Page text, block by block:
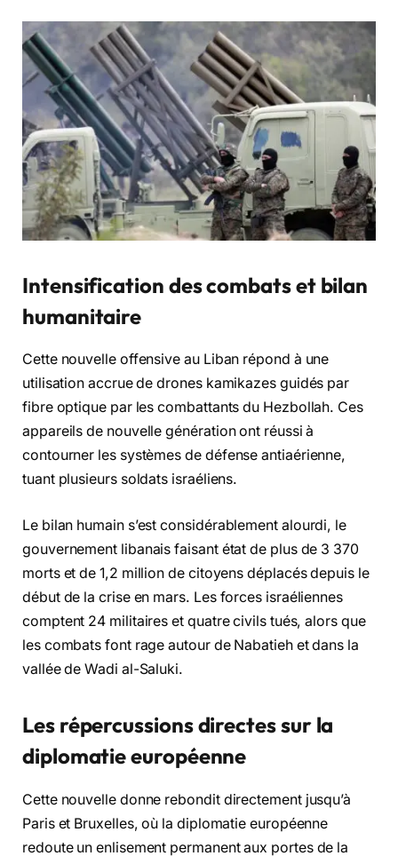
Intensification des combats et bilan
humanitaire
Cette nouvelle offensive au Liban répond à une
utilisation accrue de drones kamikazes guidés par
fibre optique par les combattants du Hezbollah. Ces
appareils de nouvelle génération ont réussi à
contourner les systèmes de défense antiaérienne,
tuant plusieurs soldats israéliens.
Le bilan humain s’est considérablement alourdi, le
gouvernement libanais faisant état de plus de 3 370
morts et de 1,2 million de citoyens déplacés depuis le
début de la crise en mars. Les forces israéliennes
comptent 24 militaires et quatre civils tués, alors que
les combats font rage autour de Nabatieh et dans la
vallée de Wadi al-Saluki.
Les répercussions directes sur la
diplomatie européenne
Cette nouvelle donne rebondit directement jusqu’à
Paris et Bruxelles, où la diplomatie européenne
redoute un enlisement permanent aux portes de la